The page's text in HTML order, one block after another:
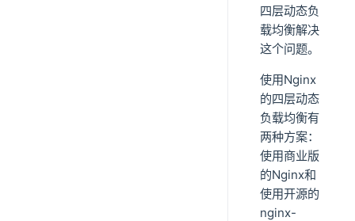
四层动态负
载均衡解决
这个问题。
使用Nginx
的四层动态
负载均衡有
两种方案：
使用商业版
的Nginx和
使用开源的
nginx-